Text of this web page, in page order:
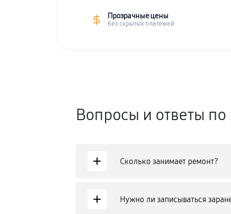
Прозрачные цены
Без скрытых платежей
Вопросы и ответы
+ Сколько занимает ремонт?
+ Нужно ли записываться